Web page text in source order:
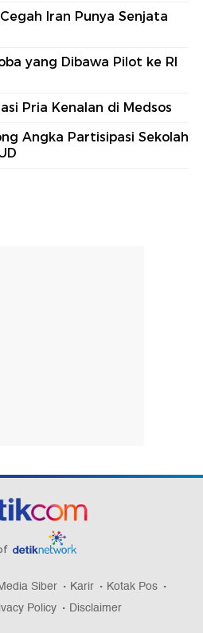
Iran Punya Senjata
yang Dibawa Pilot ke RI
Pria Kenalan di Medsos
Angka Partisipasi Sekolah
Siber Karir
Kotak Pos
Policy Disclaimer